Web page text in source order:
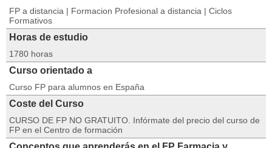
FP a distancia | Formacion Profesional a distancia | Ciclos
Formativos
Horas de estudio
1780 horas
Curso orientado a
Curso FP para alumnos en España
Coste del Curso
CURSO DE FP NO GRATUITO. Infórmate del precio del curso de
FP en el Centro de formación